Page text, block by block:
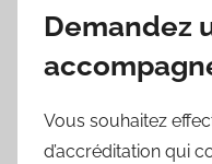
Demandez
Vous souhaitez
d’accréditation qui